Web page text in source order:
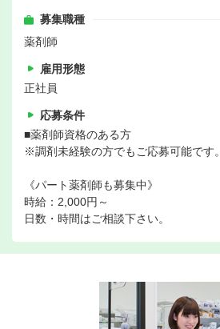
募集職種
薬剤師
雇用形態
正社員
応募条件
■薬剤師資格のある方
※調剤未経験の方でもご応募可能です。
《パート薬剤師も募集中》
時給：2,000円～
日数・時間はご相談下さい。